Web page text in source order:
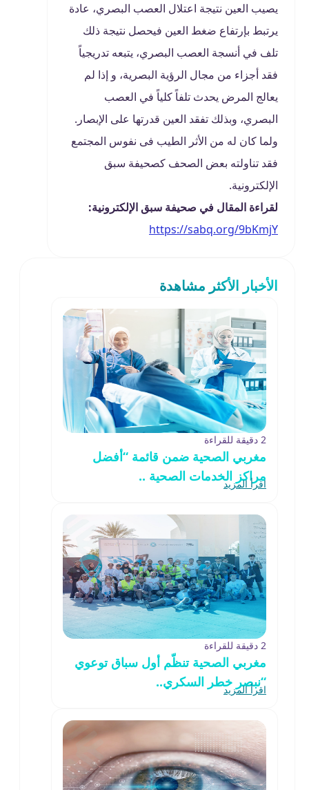
يصيب العين نتيجة اعتلال العصب البصري، عادة
يرتبط بإرتفاع ضغط العين فيحصل نتيجة ذلك
تلف في أنسجة العصب البصري، يتبعه تدريجياً
فقد أجزاء من مجال الرؤية البصرية، و إذا لم
يعالج المرض يحدث تلفاً كلياً في العصب
البصري، وبذلك تفقد العين قدرتها على الإبصار.
ولما كان له من الأثر الطيب فى نفوس المجتمع
فقد تناولته بعض الصحف كصحيفة سبق
الإلكترونية.
لقراءة المقال في صحيفة سبق الإلكترونية:
https://sabq.org/9bKmjY
الأخبار الأكثر مشاهدة
2 دقيقة للقراءة
مغربي الصحية ضمن قائمة “أفضل
مراكز الخدمات الصحية ..
اقرأ المزيد
2 دقيقة للقراءة
مغربي الصحية تنظّم أول سباق توعوي
“نبصر خطر السكري..
اقرأ المزيد